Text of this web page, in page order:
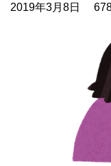
2019年3月8日